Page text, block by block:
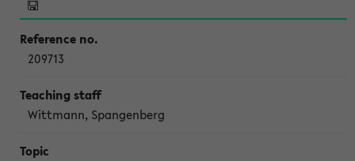
209713
Wittmann, Spangenberg